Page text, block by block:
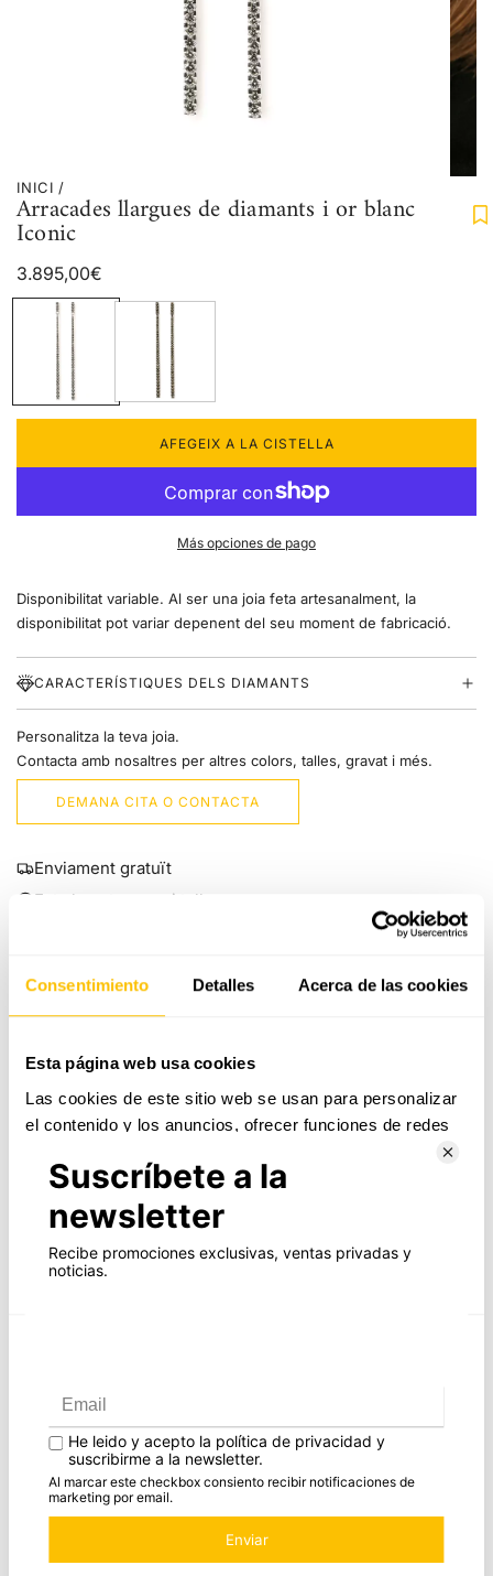
Consentimiento Detalles Acerca de las cookies
Esta página web usa cookies
Las cookies de este sitio web se usan para personalizar
el contenido y los anuncios, ofrecer funciones de redes
información sobre el uso que haga del sitio web con
nuestros partners de redes sociales, publicidad y análisis
web, quienes pueden combinarla con otra información
que les haya proporcionado o que hayan recopilado a
partir del uso que haya hecho de sus servicios.
consentimiento
Preferencias
Estadística
INICI /
Arracades llargues de diamants i or blanc
Iconic
Preu
regular
3.895,00€
AFEGEIX A LA CISTELLA
C
A
R
R
N
T
.
.
Más opciones de pago
Disponibilitat variable. Al ser una joia feta artesanalment, la
disponibilitat pot variar depenent del seu moment de fabricació.
CARACTERÍSTIQUES DELS DIAMANTS
Personalitza la teva joia.
Contacta amb nosaltres per altres colors, talles, gravat i més.
DEMANA CITA O CONTACTA
Enviament gratuït
Fet al nostre propi taller
GUIA DE TALLES
Arracades en forma de barra llarga amb diamants
en or blanc Iconic
Les arracades Iconic llargs estan fetes en or blanc de 1a llei i
d'1 quirat.
També et pot interessar
Últimes joies vistes